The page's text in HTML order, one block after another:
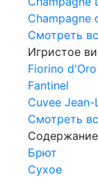
Champagne
Смотреть
Игристое
Fiorino d'Oro
Fantinel
Cuvee Jean-
Смотреть
Брют
Сухое